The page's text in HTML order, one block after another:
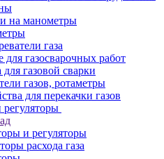
на манометры
газа
для газосварочных работ
для газовой сварки
газов, ротаметры
для перекачки газов
и регуляторы
расхода газа